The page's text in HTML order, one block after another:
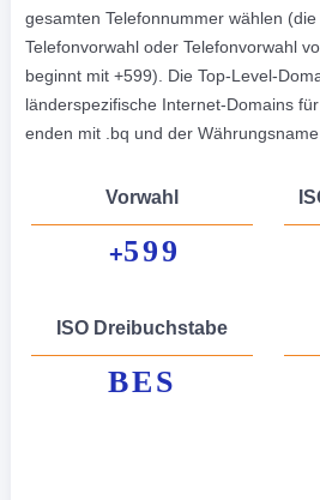
gesamten Telefonnummer wählen
Telefonvorwahl oder Telefonvorwahl
beginnt mit +599). Die Top-Level-
länderspezifische Internet-Domains
enden mit .bq und der Währungsname
Vorwahl
+599
ISO Dreibuchstabe
BES